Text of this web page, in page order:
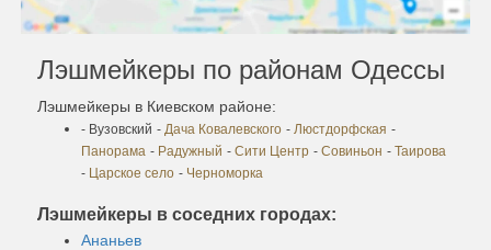
Лэшмейкеры по районам Одессы
Лэшмейкеры в Киевском районе:
- Вузовский - Дача Ковалевского - Люстдорфская -
Панорама - Радужный - Сити Центр - Совиньон - Таирова
- Царское село - Черноморка
Лэшмейкеры в соседних городах:
Ананьев